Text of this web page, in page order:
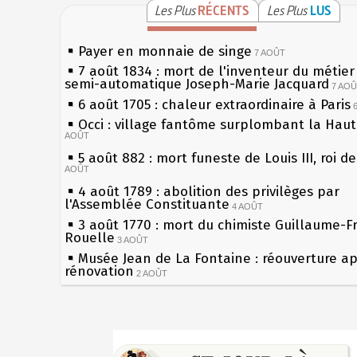
Les PlusRÉCENTS Les Plus LUS
Payer en monnaie de singe 7 AOÛT
7 août 1834 : mort de l'inventeur du
semi-automatique Joseph-Marie Jacquard 7
6 août 1705 : chaleur extraordinaire à Paris
Occi : village fantôme surplombant la
AOÛT
5 août 882 : mort funeste de Louis III, roi
AOÛT
4 août 1789 : abolition des privilèges par
l'Assemblée Constituante 4 AOÛT
3 août 1770 : mort du chimiste Guillaume-
Rouelle 3 AOÛT
Musée Jean de La Fontaine : réouverture
rénovation 2 AOÛT
2 août 1802 : Bonaparte est nommé
les siècles